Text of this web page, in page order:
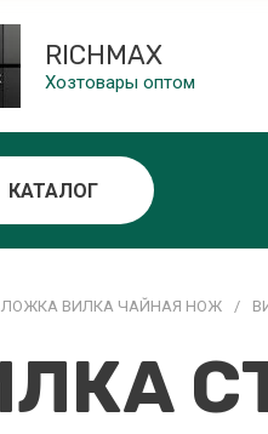
RICHMAX
Хозтовары оптом
КАТАЛОГ
ЛОЖКА ВИЛКА ЧАЙНАЯ НОЖ /